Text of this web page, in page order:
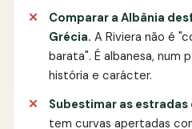
Comparar a Albânia
Grécia. A Riviera não é
barata". É albanesa, num
história e carácter.
Subestimar as estradas
tem curvas apertadas